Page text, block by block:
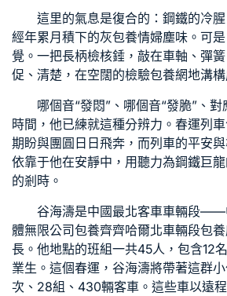
這里的氣息是復合的：鋼鐵的冷
經年累月積下的灰包養情婦塵味。可
覺。一把長柄檢核錘，敲在車軸、彈
促、清楚，在空闊的檢驗包養網地溝
哪個音“發悶”、哪個音“發脆”、
時間，他已練就這種分辨力。春運列車
期盼與團圓日日飛奔，而列車的平安
依靠于他在安靜中，用聽力為鋼鐵巨
的剎時。
谷海濤是中國最北客車車輛段——
體無限公司包養齊齊哈爾北車輛段包養
長。他地點的班組一共45人，包含12
業生。這個春運，谷海濤將帶著這群
次、28組、430輛客車。這些車以遠